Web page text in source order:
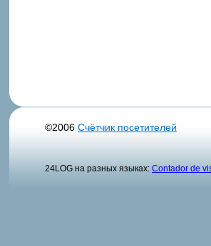
©2006 Счётчик посетителей
24LOG на разных языках: Contador de